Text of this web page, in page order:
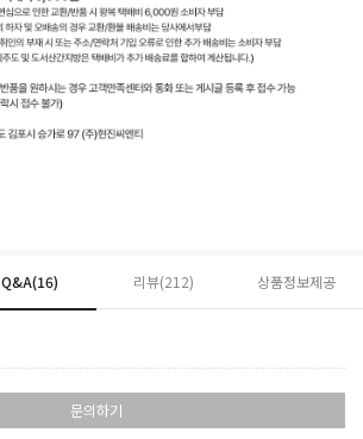
Q&A(16) 리뷰(212) 상품정보제공
문의하기